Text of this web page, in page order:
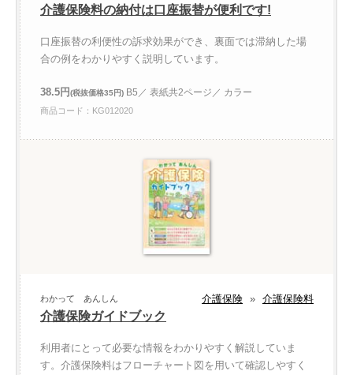
介護保険料の納付は口座振替が便利です!
口座振替の利便性の訴求効果ができ、裏面では滞納した場
合の例をわかりやすく説明しています。
38.5円(税抜価格35円) B5／ 表紙共2ページ／ カラー
商品コード：KG012020
介護保険 » 介護保険料
わかって あんしん
介護保険ガイドブック
利用者にとって必要な情報をわかりやすく解説していま
す。介護保険料はフローチャート図を用いて確認しやすく